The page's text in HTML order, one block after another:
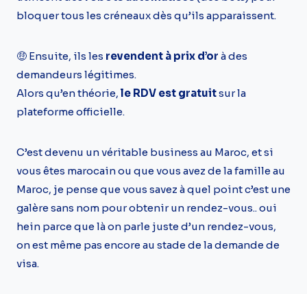
bloquer tous les créneaux dès qu’ils apparaissent.
🤑 Ensuite, ils les revendent à prix d’or à des
demandeurs légitimes.
Alors qu’en théorie, le RDV est gratuitsur la
plateforme officielle.
C’est devenu un véritable business au Maroc, et si
vous êtes marocain ou que vous avez de la famille au
Maroc, je pense que vous savez à quel point c’est une
galère sans nom pour obtenir un rendez-vous.. oui
hein parce que là on parle juste d’un rendez-vous,
on est même pas encore au stade de la demande de
visa.